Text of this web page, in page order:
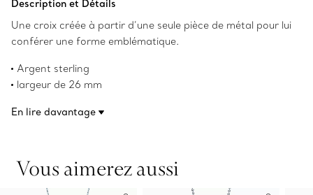
Description et Détails
Une croix créée à partir d’une seule pièce de métal pour lui
conférer une forme emblématique.
Argent sterling
largeur de 26 mm
les droits d’auteur sur les créations originales sont détenus
En lire davantage
Vous aimerez aussi